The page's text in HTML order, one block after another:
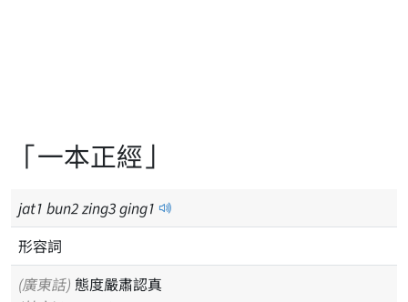
「一本正經」
jat1 bun2zing3ging1
形容詞
(廣東話) 態度嚴肅認真